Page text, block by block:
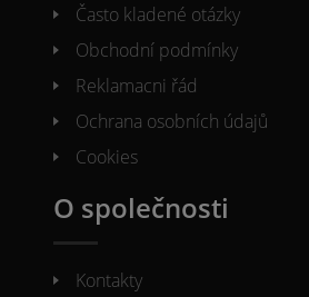
Často kladené otázky
Obchodní podmínky
Reklamacni řád
Ochrana osobních údajů
Cookies
O společnosti
Kontakty